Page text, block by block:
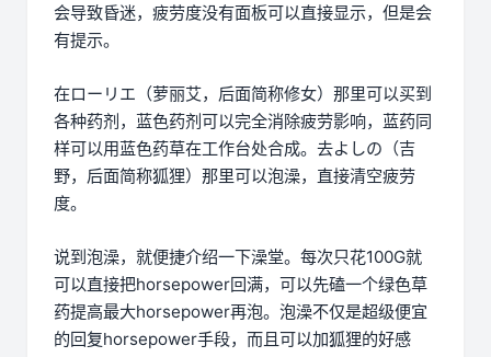
会导致昏迷，疲劳度没有面板可以直接显示，但是会
有提示。
在ローリエ（萝丽艾，后面简称修女）那里可以买到
各种药剂，蓝色药剂可以完全消除疲劳影响，蓝药同
样可以用蓝色药草在工作台处合成。去よしの（吉
野，后面简称狐狸）那里可以泡澡，直接清空疲劳
度。
说到泡澡，就便捷介绍一下澡堂。每次只花100G就
可以直接把horsepower回满，可以先磕一个绿色草
药提高最大horsepower再泡。泡澡不仅是超级便宜
的回复horsepower手段，而且可以加狐狸的好感